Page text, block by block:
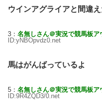
ウインアグライアと間違
3： 名無しさん＠実況で競馬板ア
ID:yNBOpvdz0.net
馬はがんばっているよ
5： 名無しさん＠実況で競馬板ア
ID:9R4ZQD3/0.net